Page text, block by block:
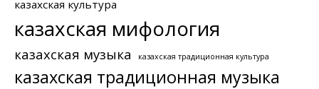
казахская культура
казахская мифология
казахская музыка казахская традиционная культура
казахская традиционная музыка